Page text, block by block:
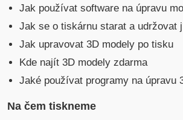
Jak používat software na úpravu
Jak se o tiskárnu starat a udržovat
Jak upravovat 3D modely po tisku
Kde najít 3D modely zdarma
Jaké používat programy na úpravu
Na čem tiskneme